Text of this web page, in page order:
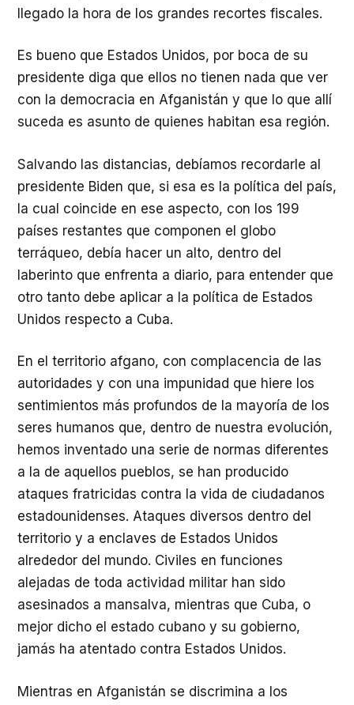
llegado la hora de los grandes recortes fiscales.
Es bueno que Estados Unidos, por boca de su
presidente diga que ellos no tienen nada que ver
con la democracia en Afganistán y que lo que allí
suceda es asunto de quienes habitan esa región.
Salvando las distancias, debíamos recordarle al
presidente Biden que, si esa es la política del país,
la cual coincide en ese aspecto, con los 199
países restantes que componen el globo
terráqueo, debía hacer un alto, dentro del
laberinto que enfrenta a diario, para entender que
otro tanto debe aplicar a la política de Estados
Unidos respecto a Cuba.
En el territorio afgano, con complacencia de las
autoridades y con una impunidad que hiere los
sentimientos más profundos de la mayoría de los
seres humanos que, dentro de nuestra evolución,
hemos inventado una serie de normas diferentes
a la de aquellos pueblos, se han producido
ataques fratricidas contra la vida de ciudadanos
estadounidenses. Ataques diversos dentro del
territorio y a enclaves de Estados Unidos
alrededor del mundo. Civiles en funciones
alejadas de toda actividad militar han sido
asesinados a mansalva, mientras que Cuba, o
mejor dicho el estado cubano y su gobierno,
jamás ha atentado contra Estados Unidos.
Mientras en Afganistán se discrimina a los